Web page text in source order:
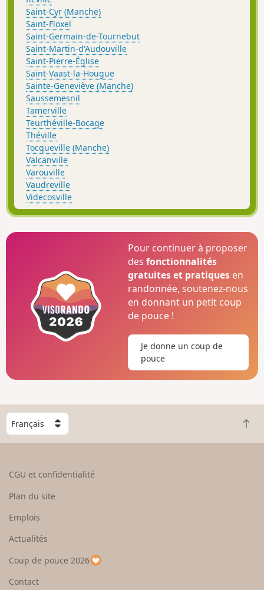
Saint-Cyr (Manche)
Saint-Floxel
Saint-Germain-de-Tournebut
Saint-Martin-d'Audouville
Saint-Pierre-Église
Saint-Vaast-la-Hougue
Sainte-Geneviève (Manche)
Saussemesnil
Tamerville
Teurthéville-Bocage
Théville
Tocqueville (Manche)
Valcanville
Varouville
Vaudreville
Videcosville
Pour continuer à proposer
desfonctionnalités
gratuites et pratiques en
randonnée, soutenez-nous
en donnant un petit coup
de pouce !
Je donne un coup de
pouce
C
h
o
e
u
p
a
R
e
CGU et confidentialité
Plan du site
Emplois
Actualités
Coup de pouce 2026
Contact